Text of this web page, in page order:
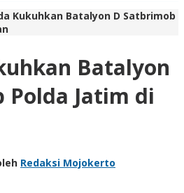
Kukuhkan Batalyon D Satbrimob
Batalyon
Polda Jatim di
Redaksi Mojokerto